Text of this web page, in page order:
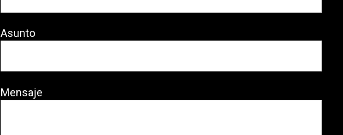
Asunto
Mensaje